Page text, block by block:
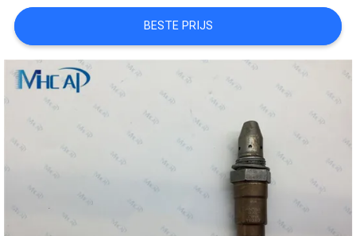
PRIVACY
POLICY
BESTE PRIJS